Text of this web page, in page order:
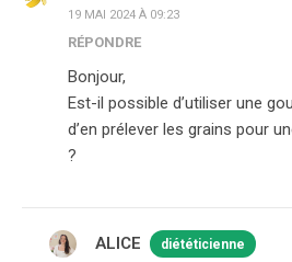
19 MAI 2024 À 09:23
RÉPONDRE
Bonjour,
Est-il possible d’utiliser une
d’en prélever les grains pour
?
ALICE diététicienne